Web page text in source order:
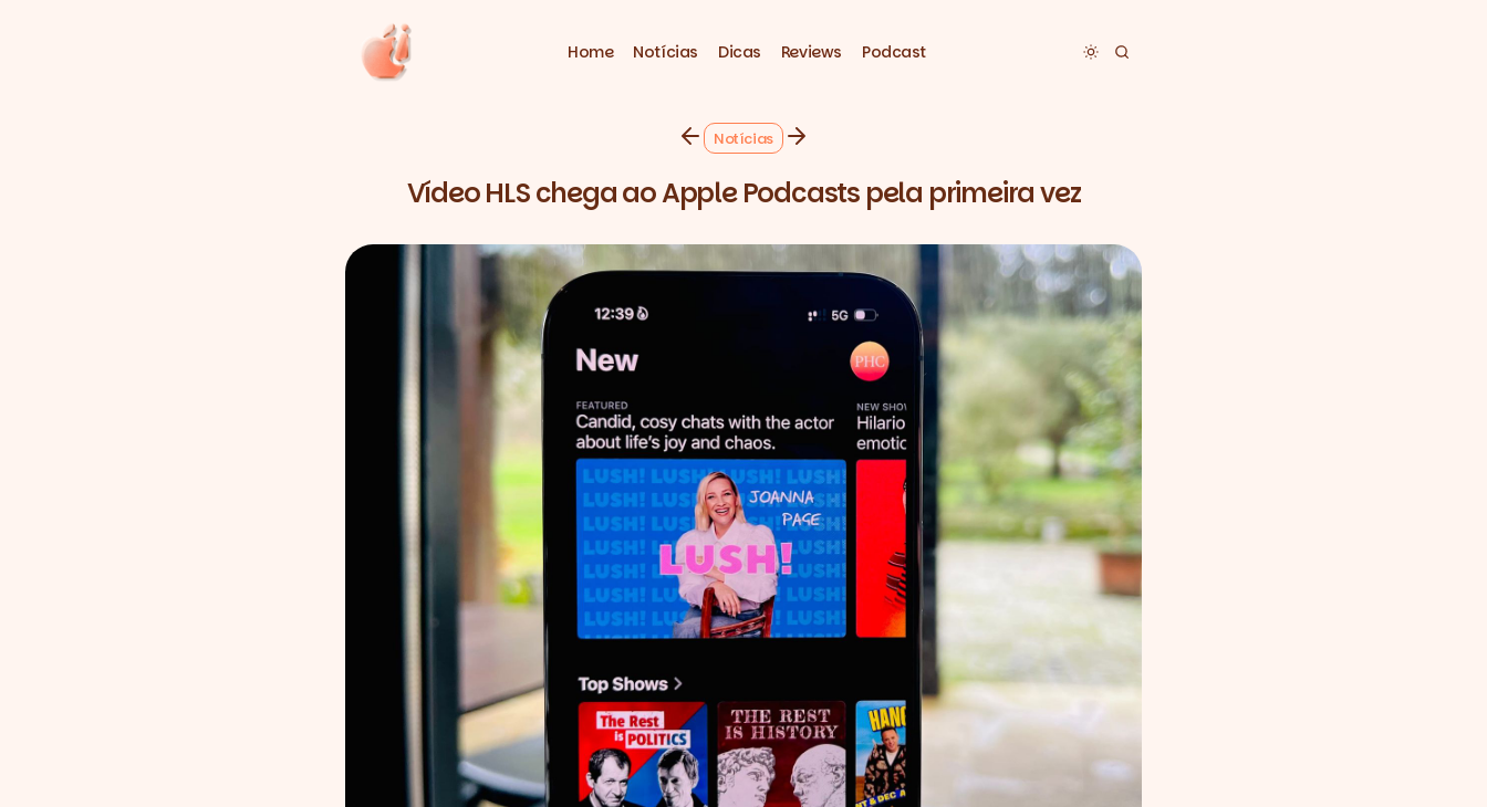
Home Notícias Dicas Reviews Podcast Toggle dark mode
Notícias
Vídeo HLS chega ao Apple Podcasts pela primeira vez